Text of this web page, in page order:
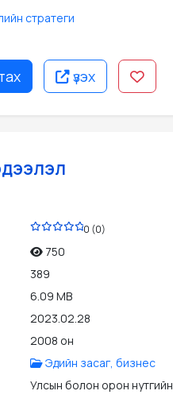
стратеги
үзэх
0 (0)
750
389
6.09 MB
2023.02.28
2008 он
Эдийн засаг, бизнес
Улсын болон орон